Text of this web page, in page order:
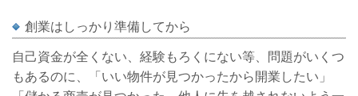
創業はしっかり準備してから
自己資金が全くない、経験もろくにない等、問題がいくつ
もあるのに、「いい物件が見つかったから開業したい」